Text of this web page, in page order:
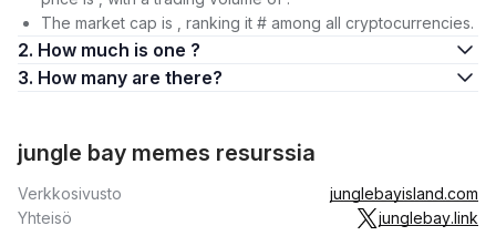
The market cap is , ranking it # among all cryptocurrencies.
2. How much is one ?
3. How many are there?
jungle bay memes resurssia
Verkkosivusto
junglebayisland.com
Yhteisö
junglebay.link